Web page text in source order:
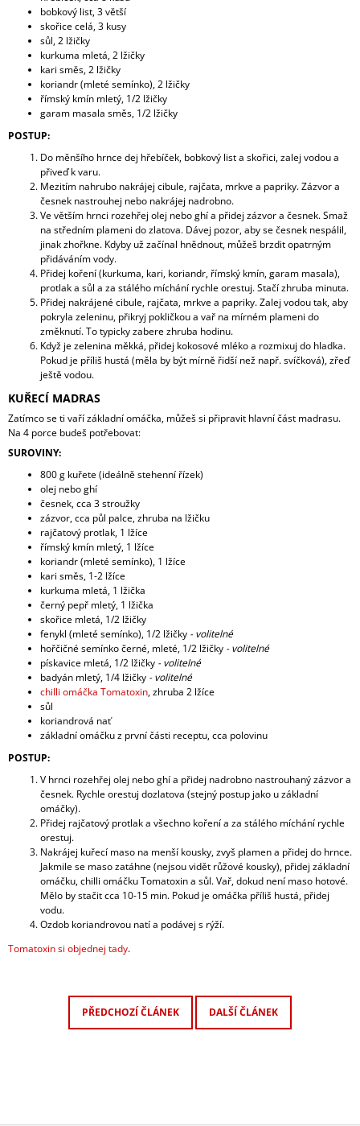
bobkový list, 3 větší
skořice celá, 3 kusy
sůl, 2 lžičky
kurkuma mletá, 2 lžičky
kari směs, 2 lžičky
koriandr (mleté semínko), 2 lžičky
římský kmín mletý, 1/2 lžičky
garam masala směs, 1/2 lžičky
POSTUP:
Do měnšího hrnce dej hřebíček, bobkový list a skořici, zalej vodou a
přiveď k varu.
Mezitím nahrubo nakrájej cibule, rajčata, mrkve a papriky. Zázvor a
česnek nastrouhej nebo nakrájej nadrobno.
Ve větším hrnci rozehřej olej nebo ghí a přidej zázvor a česnek. Smaž
na středním plameni do zlatova. Dávej pozor, aby se česnek nespálil,
jinak zhořkne. Kdyby už začínal hnědnout, můžeš brzdit opatrným
přidáváním vody.
Přidej koření (kurkuma, kari, koriandr, římský kmín, garam masala),
protlak a sůl a za stálého míchání rychle orestuj. Stačí zhruba minuta.
Přidej nakrájené cibule, rajčata, mrkve a papriky. Zalej vodou tak, aby
pokryla zeleninu, přikryj pokličkou a vař na mírném plameni do
změknutí. To typicky zabere zhruba hodinu.
Když je zelenina měkká, přidej kokosové mléko a rozmixuj do hladka.
Pokud je příliš hustá (měla by být mírně řidší než např. svíčková), zřeď
ještě vodou.
KUŘECÍ MADRAS
Zatímco se ti vaří základní omáčka, můžeš si připravit hlavní část madrasu.
Na 4 porce budeš potřebovat:
SUROVINY:
800 g kuřete (ideálně stehenní řízek)
olej nebo ghí
česnek, cca 3 stroužky
zázvor, cca půl palce, zhruba na lžičku
rajčatový protlak, 1 lžíce
římský kmín mletý, 1 lžíce
koriandr (mleté semínko), 1 lžíce
kari směs, 1-2 lžíce
kurkuma mletá, 1 lžička
černý pepř mletý, 1 lžička
skořice mletá, 1/2 lžičky
fenykl (mleté semínko), 1/2 lžičky - volitelné
hořčičné semínko černé, mleté, 1/2 lžičky - volitelné
pískavice mletá, 1/2 lžičky - volitelné
badyán mletý, 1/4 lžičky - volitelné
chilli omáčka Tomatoxin, zhruba 2 lžíce
sůl
koriandrová nať
základní omáčku z první části receptu, cca polovinu
POSTUP:
V hrnci rozehřej olej nebo ghí a přidej nadrobno nastrouhaný zázvor a
česnek. Rychle orestuj dozlatova (stejný postup jako u základní
omáčky).
Přidej rajčatový protlak a všechno koření a za stálého míchání rychle
orestuj.
Nakrájej kuřecí maso na menší kousky, zvyš plamen a přidej do hrnce.
Jakmile se maso zatáhne (nejsou vidět růžové kousky), přidej základní
omáčku, chilli omáčku Tomatoxin a sůl. Vař, dokud není maso hotové.
Mělo by stačit cca 10-15 min. Pokud je omáčka příliš hustá, přidej
vodu.
Ozdob koriandrovou natí a podávej s rýží.
Tomatoxin si objednej tady.
PŘEDCHOZÍ ČLÁNEK DALŠÍ ČLÁNEK